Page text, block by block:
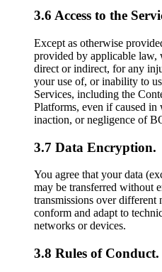
3.6 Access to the
Except as otherwise
provided by applicable law,
direct or indirect, for any
your use of, or inability to
Services, including the
Platforms, even if caused
inaction, or negligence of
3.7 Data Encryption.
You agree that your data
may be transferred without
transmissions over different
conform and adapt to
networks or devices.
3.8 Rules of Conduct.